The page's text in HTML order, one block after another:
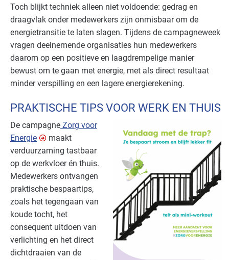
Toch blijkt techniek alleen niet voldoende: gedrag en
draagvlak onder medewerkers zijn onmisbaar om de
energietransitie te laten slagen. Tijdens de campagneweek
vragen deelnemende organisaties hun medewerkers
daarom op een positieve en laagdrempelige manier
bewust om te gaan met energie, met als direct resultaat
minder verspilling en een lagere energierekening.
PRAKTISCHE TIPS VOOR WERK EN THUIS
De campagne Zorg voor
Energie
maakt
verduurzaming tastbaar
op de werkvloer én thuis.
Medewerkers ontvangen
praktische bespaartips,
zoals het tegengaan van
koude tocht, het
consequent uitdoen van
verlichting en het direct
dichtdraaien van de